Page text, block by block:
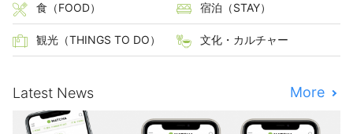
食（FOOD） 宿泊（STAY）
観光（THINGS TO DO） 文化・カルチャー
Latest News More